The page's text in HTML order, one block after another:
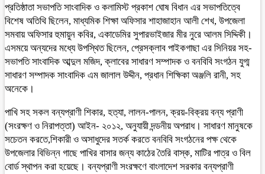
প্রতিষ্ঠাতা সভাপতি সাংবাদিক ও কলামিস্ট প্রকাশ ঘোষ বিধান এর সভাপতিত্বে
বিশেষ অতিথি ছিলেন, মাধ্যমিক শিক্ষা অফিসার শাহাজাহান আলী শেখ, উপজেলা
সমবায় অফিসার হুমায়ুন কবির, একাডেমির সুপারভাইজার মীর নুরে আলম সিদ্দিকী।
এসময়ে অন্যদের মধ্যে উপস্থিত ছিলেন, প্রেসক্লাব পাইকগাছা এর সিনিয়র সহ-
সভাপতি সাংবাদিক আব্দুল মজিদ, ক্লাবের সাধারণ সম্পাদক ও বনবিবি সংগঠন যুগ্ম
সাধারণ সম্পাদক সাংবাদিক এম জালাল উদ্দীন, প্রধান শিক্ষিকা অঞ্জলি রানী, সহ
অনেকে।
পাখি সহ সকল বন্যপ্রাণী শিকার, হত্যা, লালন-পালন, ক্রয়-বিক্রয় বন্য প্রাণী
(সংরক্ষণ ও নিরাপত্তা) আইন- ২০১২, অনুযায়ী দন্ডনীয় অপরাধ। সাধারণ মানুষকে
সচেতন করতে,শিকারী ও অসাধুদের সতর্ক করতে বনবিবি সংগঠনের পক্ষ থেকে
উপজেলার বিভিন্ন গাছে পাখির বাসার জন্য কাঠের তৈরি বাস্ক, মাটির পাত্র ও বিল
বোর্ড স্থাপন করা হয়েছে। বন্যপ্রাণী সংরক্ষণে বাংলাদেশ সরকার বন্যপ্রাণী